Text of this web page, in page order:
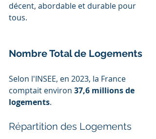
décent, abordable et durable pour
tous.
Nombre Total de Logements
Selon l'INSEE, en 2023, la France
comptait environ 37,6 millions de
logements.
Répartition des Logements